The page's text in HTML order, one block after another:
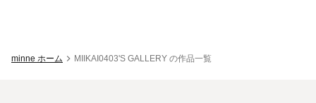
minne ホーム MIIKAI0403'S GALLERY の作品一覧